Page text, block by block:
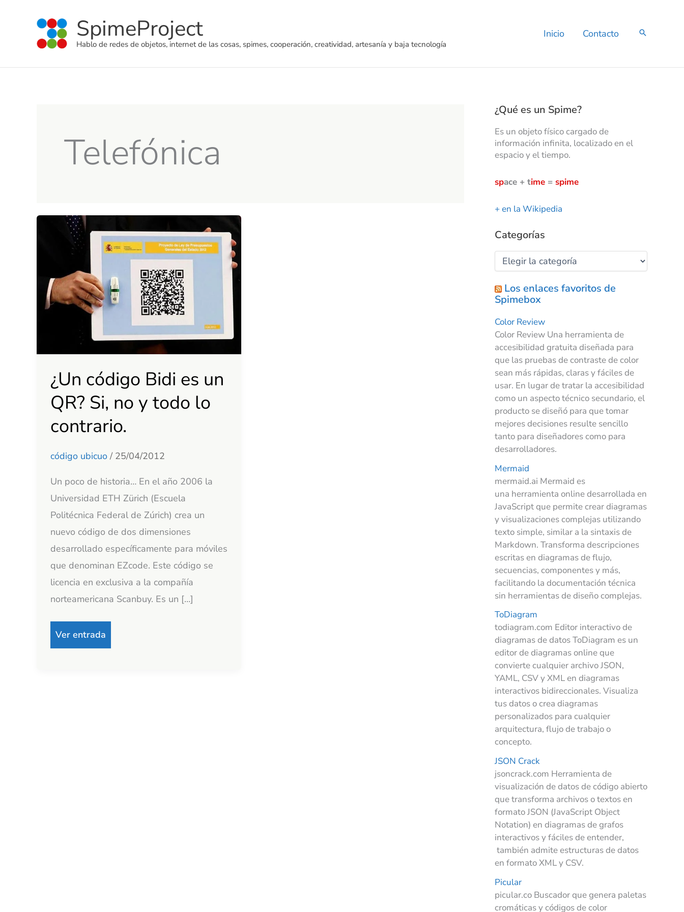
contenido
SpimeProject
Hablo de redes de objetos, internet de las cosas, spimes, cooperación, creatividad, artesanía y baja tecnología
Inicio Contacto
Telefónica
¿Un código Bidi es un
QR? Si, no y todo lo
contrario.
código ubicuo / 25/04/2012
Un poco de historia… En el año 2006 la
Universidad ETH Zürich (Escuela
Politécnica Federal de Zúrich) crea un
nuevo código de dos dimensiones
desarrollado específicamente para móviles
que denominan EZcode. Este código se
licencia en exclusiva a la compañía
norteamericana Scanbuy. Es un […]
¿Un
código
es
un
QR?
y
todo
lo
contrario.
Ver entrada
¿Qué es un Spime?
Es un objeto físico cargado de
información infinita, localizado en el
espacio y el tiempo.
space + time = spime
+ en la Wikipedia
Categorías
r
Los enlaces favoritos de
Spimebox
Color Review
Color Review Una herramienta de
accesibilidad gratuita diseñada para
que las pruebas de contraste de color
sean más rápidas, claras y fáciles de
usar. En lugar de tratar la accesibilidad
como un aspecto técnico secundario, el
producto se diseñó para que tomar
mejores decisiones resulte sencillo
tanto para diseñadores como para
desarrolladores.
Mermaid
mermaid.ai Mermaid es
una herramienta online desarrollada en
JavaScript que permite crear diagramas
y visualizaciones complejas utilizando
texto simple, similar a la sintaxis de
Markdown. Transforma descripciones
escritas en diagramas de flujo,
secuencias, componentes y más,
facilitando la documentación técnica
sin herramientas de diseño complejas.
ToDiagram
todiagram.com Editor interactivo de
diagramas de datos ToDiagram es un
editor de diagramas online que
convierte cualquier archivo JSON,
YAML, CSV y XML en diagramas
interactivos bidireccionales. Visualiza
tus datos o crea diagramas
personalizados para cualquier
arquitectura, flujo de trabajo o
concepto.
JSON Crack
jsoncrack.com Herramienta de
visualización de datos de código abierto
que transforma archivos o textos en
formato JSON (JavaScript Object
Notation) en diagramas de grafos
interactivos y fáciles de entender,
también admite estructuras de datos
en formato XML y CSV.
Picular
picular.co Buscador que genera paletas
cromáticas y códigos de color